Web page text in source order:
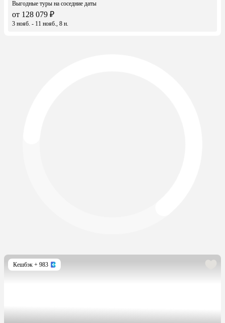
Выгодные туры на соседние даты
от 128 079 ₽
3 нояб. - 11 нояб., 8 н.
Кешбэк + 983